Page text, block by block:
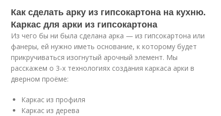
Как сделать арку из гипсокартона на кухню.
Каркас для арки из гипсокартона
Из чего бы ни была сделана арка — из гипсокартона или
фанеры, ей нужно иметь основание, к которому будет
прикручиваться изогнутый арочный элемент. Мы
расскажем о 3-х технологиях создания каркаса арки в
дверном проёме:
Каркас из профиля
Каркас из дерева